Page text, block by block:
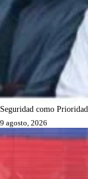
Seguridad como Prioridad
9 agosto, 2026